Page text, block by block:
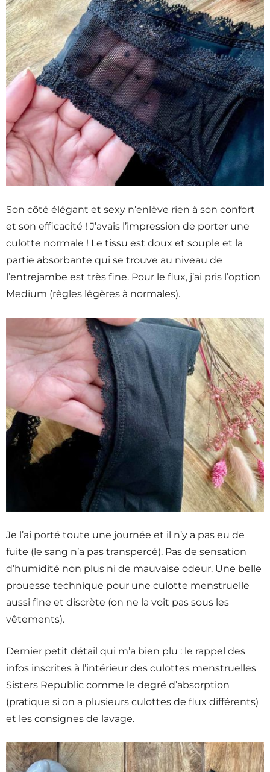
Son côté élégant et sexy n’enlève rien à son confort
et son efficacité ! J’avais l’impression de porter une
culotte normale ! Le tissu est doux et souple et la
partie absorbante qui se trouve au niveau de
l’entrejambe est très fine. Pour le flux, j’ai pris l’option
Medium (règles légères à normales).
Je l’ai porté toute une journée et il n’y a pas eu de
fuite (le sang n’a pas transpercé). Pas de sensation
d’humidité non plus ni de mauvaise odeur. Une belle
prouesse technique pour une culotte menstruelle
aussi fine et discrète (on ne la voit pas sous les
vêtements).
Dernier petit détail qui m’a bien plu : le rappel des
infos inscrites à l’intérieur des culottes menstruelles
Sisters Republic comme le degré d’absorption
(pratique si on a plusieurs culottes de flux différents)
et les consignes de lavage.